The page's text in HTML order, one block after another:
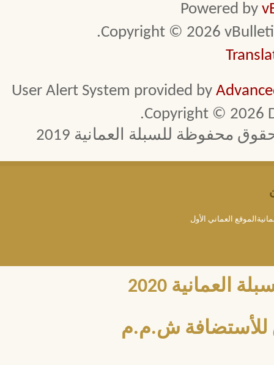
Powered by
Copyright © 2026
User Alert System provided by
Copyright © 2026
محفوظة للسبلة العمانية 2019
العماني الأول
2020
للأستضافة ش.م.م